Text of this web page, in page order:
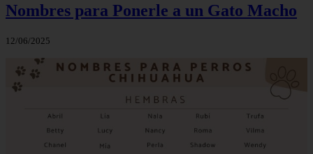
Nombres para Ponerle a un Gato Macho
12/06/2025